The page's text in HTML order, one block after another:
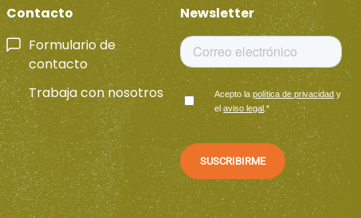
Contacto
Formulario de
contacto
Trabaja con nosotros
Newsletter
Acepto lapolítica de privacidady
elaviso legal .*